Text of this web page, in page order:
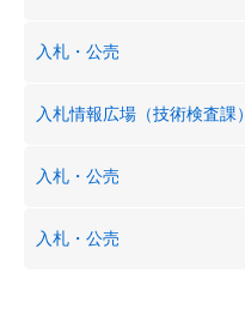
入札・公売
入札情報広場（技術検査課）
入札・公売
入札・公売